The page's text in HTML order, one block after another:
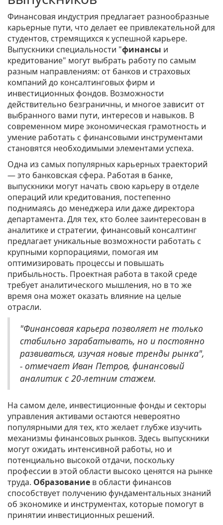
Финансовая индустрия предлагает разнообразные
карьерные пути, что делает ее привлекательной для
студентов, стремящихся к успешной карьере.
Выпускники специальности "финансы и
кредитование" могут выбрать работу по самым
разным направлениям: от банков и страховых
компаний до консалтинговых фирм и
инвестиционных фондов. Возможности
действительно безграничны, и многое зависит от
выбранного вами пути, интересов и навыков. В
современном мире экономическая грамотность и
умение работать с финансовыми инструментами
становятся необходимыми элементами успеха.
Одна из самых популярных карьерных траекторий
— это банковская сфера. Работая в банке,
выпускники могут начать свою карьеру в отделе
операций или кредитования, постепенно
поднимаясь до менеджера или даже директора
департамента. Для тех, кто более заинтересован в
аналитике и стратегии, финансовый консалтинг
предлагает уникальные возможности работать с
крупными корпорациями, помогая им
оптимизировать процессы и повышать
прибыльность. Проектная работа в такой среде
требует аналитического мышления, но в то же
время она может оказать влияние на целые
отрасли.
"Финансовая карьера позволяет не только
стабильно зарабатывать, но и постоянно
развиваться, изучая новые тренды рынка",
- отмечает Иван Петров, финансовый
аналитик с 20-летним стажем.
На самом деле, инвестиционные фонды и секторы
управления активами остаются невероятно
популярными для тех, кто желает глубже изучить
механизмы финансовых рынков. Здесь выпускники
могут ожидать интенсивной работы, но и
потенциально высокой отдачи, поскольку
профессии в этой области высоко ценятся на рынке
труда. Образование в области финансов
способствует получению фундаментальных знаний
об экономике и инструментах, которые помогут в
принятии инвестиционных решений.